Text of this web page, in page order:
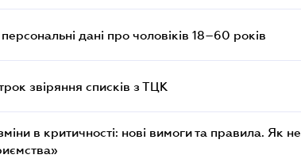
дані про чоловіків 18–60 років
звіряння списків з ТЦК
в критичності: нові вимоги та правила. Як не